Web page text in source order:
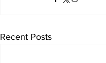
Recent Posts